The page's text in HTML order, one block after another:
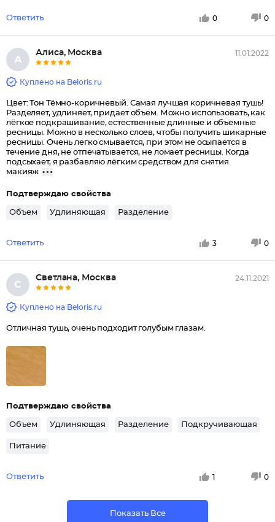
Ответить 0 0
А
Алиса, Москва 11.01.2022
Куплено на Beloris.ru
Цвет: Тон Тёмно-коричневый. Самая лучшая коричневая тушь!
Разделяет, удлиняет, придает объем. Можно использовать, как
лёгкое подкрашивание, естественные длинные и объемные
ресницы. Можно в несколько слоев, чтобы получить шикарные
ресницы. Очень легко смывается, при этом не осыпается в
течение дня, не отпечатывается, не ломает ресницы. Когда
подсыхает, я разбавляю лёгким средством для снятия
макияж
Подтверждаю свойства
Объем Удлиняющая Разделение
Ответить 3 0
С
Светлана, Москва 24.11.2021
Куплено на Beloris.ru
Отличная тушь, очень подходит голубым глазам.
Подтверждаю свойства
Объем Удлиняющая Разделение Подкручивающая
Питание
Ответить 1 0
Показать Все